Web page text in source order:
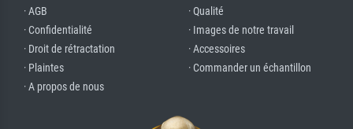
· AGB
· Confidentialité
· Droit de rétractation
· Plaintes
· A propos de nous
· Qualité
· Images de notre travail
· Accessoires
· Commander un échantillon